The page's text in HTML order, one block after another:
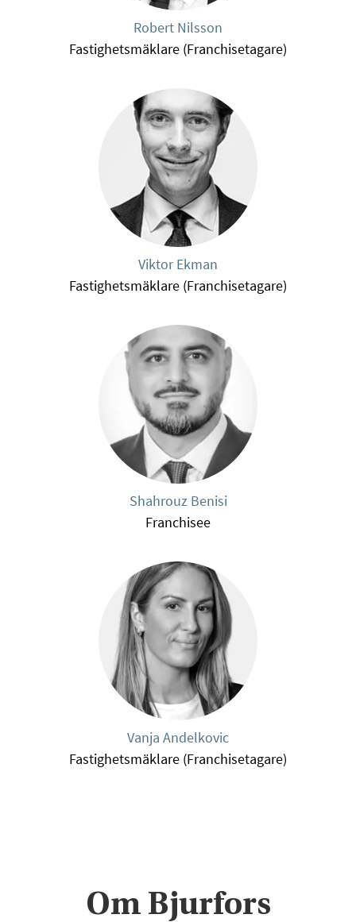
Robert Nilsson
Fastighetsmäklare (Franchisetagare)
Viktor Ekman
Fastighetsmäklare (Franchisetagare)
Shahrouz Benisi
Franchisee
Vanja Andelkovic
Fastighetsmäklare (Franchisetagare)
Om Bjurfors